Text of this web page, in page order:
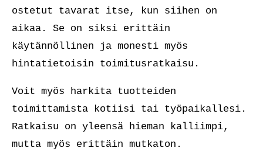
ostetut tavarat itse, kun siihen on
aikaa. Se on siksi erittäin
käytännöllinen ja monesti myös
hintatietoisin toimitusratkaisu.
Voit myös harkita tuotteiden
toimittamista kotiisi tai työpaikallesi.
Ratkaisu on yleensä hieman kalliimpi,
mutta myös erittäin mutkaton.